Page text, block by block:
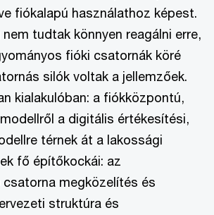
fiókalapú használathoz képest.
tudtak könnyen reagálni erre,
fióki csatornák köré
silók voltak a jellemzőek.
kialakulóban: a fiókközpontú,
a digitális értékesítési,
térnek át a lakossági
fő építőkockái: az
csatorna megközelítés és
struktúra és